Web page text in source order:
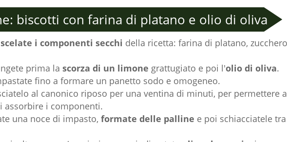
biscotti con farina di platano e olio di oliva
i componenti secchi della ricetta: farina di platano,
prima lascorza di un limone grattugiato e poi l'olio di oliva.
fino a formare un panetto sodo e omogeneo.
al canonico riposo per una ventina di minuti, per permettere
assorbire i componenti.
una noce di impasto,formate delle palline e poi schiacciatele